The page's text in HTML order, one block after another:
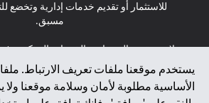
يستخدم موقعنا ملفات تعريف الارتباط.
الأساسية مطلوبة لأمان وسلامة موقعنا ولا
للاستثمار أو تقديم خدمات إدارية وتخضع
مسبق.
لا يتم تقديم المنتجات والخدمات المذكورة
المقيمين في الاتحاد الأوروبي أو المنطقة
سويسرا أو غيرنسي أو جيرسي أو موناكو
الفاتيكان أو جزيرة مان أو المملكة المتحدة